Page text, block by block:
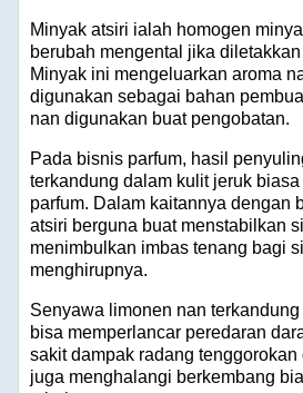
Minyak atsiri ialah homogen
berubah mengental jika
Minyak ini mengeluarkan aroma
digunakan sebagai bahan
nan digunakan buat pengobatan.
Pada bisnis parfum, hasil
terkandung dalam kulit jeruk
parfum. Dalam kaitannya dengan
atsiri berguna buat menstabilkan
menimbulkan imbas tenang bagi
menghirupnya.
Senyawa limonen nan
bisa memperlancar peredaran
sakit dampak radang tenggorokan
juga menghalangi berkembang